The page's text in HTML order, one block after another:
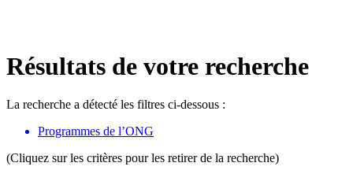
Résultats de votre recherche
La recherche a détecté les filtres ci-dessous :
Programmes de l’ONG
(Cliquez sur les critères pour les retirer de la recherche)